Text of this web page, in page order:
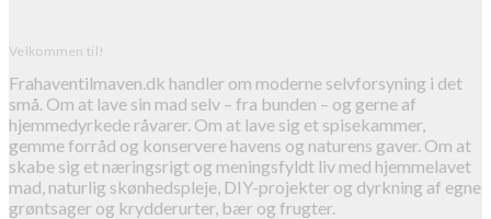
Velkommen til!
Frahaventilmaven.dk handler om moderne selvforsyning i det
små. Om at lave sin mad selv – fra bunden – og gerne af
hjemmedyrkede råvarer. Om at lave sig et spisekammer,
gemme forråd og konservere havens og naturens gaver. Om at
skabe sig et næringsrigt og meningsfyldt liv med hjemmelavet
mad, naturlig skønhedspleje, DIY-projekter og dyrkning af egne
grøntsager og krydderurter, bær og frugter.